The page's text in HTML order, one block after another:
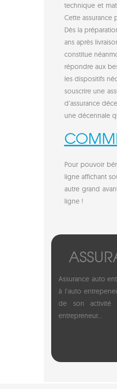
technique et
Cette
Dès la
ans après
constitue
répondre aux
les dispositifs
souscrire une
d’assurance
une décennale
Pour pouvoir
ligne affichant
autre grand
ligne !
Assurance auto
à l’auto
de son activité
entrepreneur...